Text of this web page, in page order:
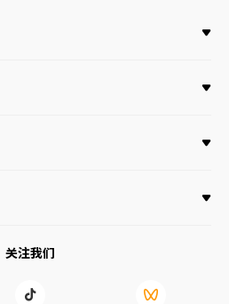
关注我们